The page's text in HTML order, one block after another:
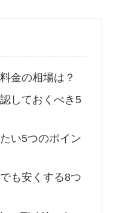
金の相場は？
しておくべき5
い5つのポイン
も安くする8つ